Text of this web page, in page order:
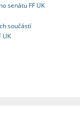
senátu FF UK
součástí
UK